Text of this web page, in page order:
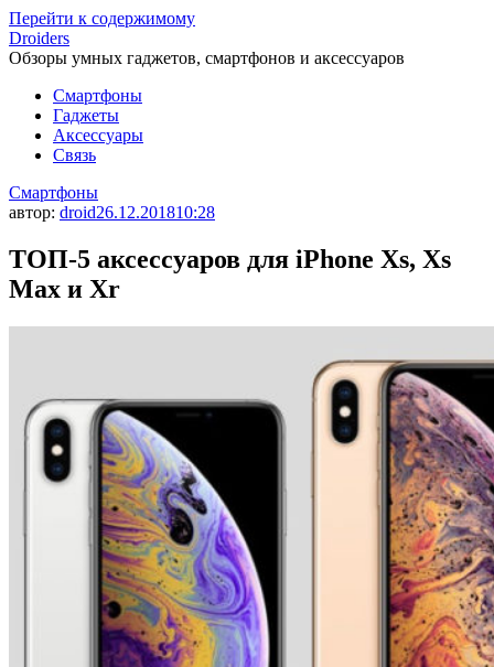
Перейти к содержимому
Droiders
Обзоры умных гаджетов, смартфонов и аксессуаров
Смартфоны
Гаджеты
Аксессуары
Связь
Смартфоны
автор: droid26.12.201810:28
ТОП-5 аксессуаров для iPhone Xs, Xs
Max и Xr